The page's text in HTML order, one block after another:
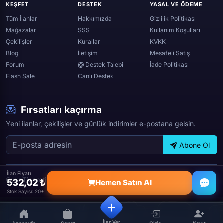
Spotify
KEŞFET
Tüm İlanlar
Mağazalar
Çekilişler
Blog
Forum
Flash Sale
DESTEK
Hakkımızda
SSS
Kurallar
İletişim
Destek Talebi
Canlı Destek
YASAL VE ÖDEME
Gizlilik Politikası
Kullanım Koşulları
KVKK
Mesafeli Satış
İade Politikası
Fırsatları kaçırma
Yeni ilanlar, çekilişler ve günlük indirimler e-postana gelsin.
Abone Ol
OyunTicareti © 2026 — Tüm hakları saklıdır.
İlan Fiyatı
532,02 ₺
Stok Sayısı: 20+
Hemen Satın Al
İlan Ver